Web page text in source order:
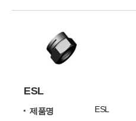
ESL
제품명
ESL